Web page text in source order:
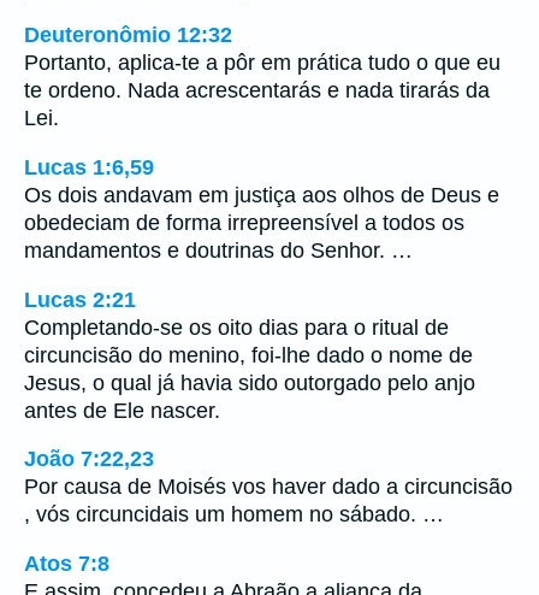
Deuteronômio 12:32
Portanto, aplica-te a pôr em prática tudo o que eu
te ordeno. Nada acrescentarás e nada tirarás da
Lei.
Lucas 1:6,59
Os dois andavam em justiça aos olhos de Deus e
obedeciam de forma irrepreensível a todos os
mandamentos e doutrinas do Senhor. …
Lucas 2:21
Completando-se os oito dias para o ritual de
circuncisão do menino, foi-lhe dado o nome de
Jesus, o qual já havia sido outorgado pelo anjo
antes de Ele nascer.
João 7:22,23
Por causa de Moisés vos haver dado a circuncisão
, vós circuncidais um homem no sábado. …
Atos 7:8